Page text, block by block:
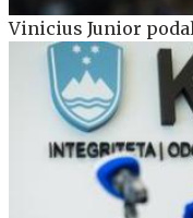
Vinicius Junior